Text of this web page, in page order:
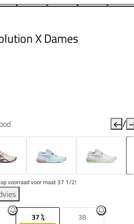
X Dames
/
voorraad voor maat 37 1/2!
37 ½
38